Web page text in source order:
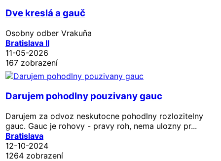
Dve kreslá a gauč
Osobny odber Vrakuňa
Bratislava II
11-05-2026
167 zobrazení
Darujem pohodlny pouzivany gauc
Darujem za odvoz neskutocne pohodlny rozlozitelny
gauc. Gauc je rohovy - pravy roh, nema ulozny pr...
Bratislava
12-10-2024
1264 zobrazení